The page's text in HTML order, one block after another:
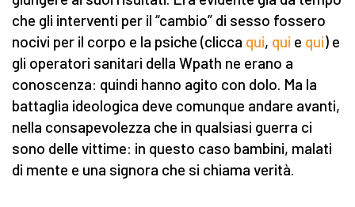
che gli interventi per il “cambio” di sesso fossero
nocivi per il corpo e la psiche (clicca qui, qui e qui) e
gli operatori sanitari della Wpath ne erano a
conoscenza: quindi hanno agito con dolo. Ma la
battaglia ideologica deve comunque andare avanti,
nella consapevolezza che in qualsiasi guerra ci
sono delle vittime: in questo caso bambini, malati
di mente e una signora che si chiama verità.